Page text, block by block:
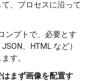
、プロセスに沿って
ンプトで、必要とす
、HTML など）
す。
まず画像を配置す